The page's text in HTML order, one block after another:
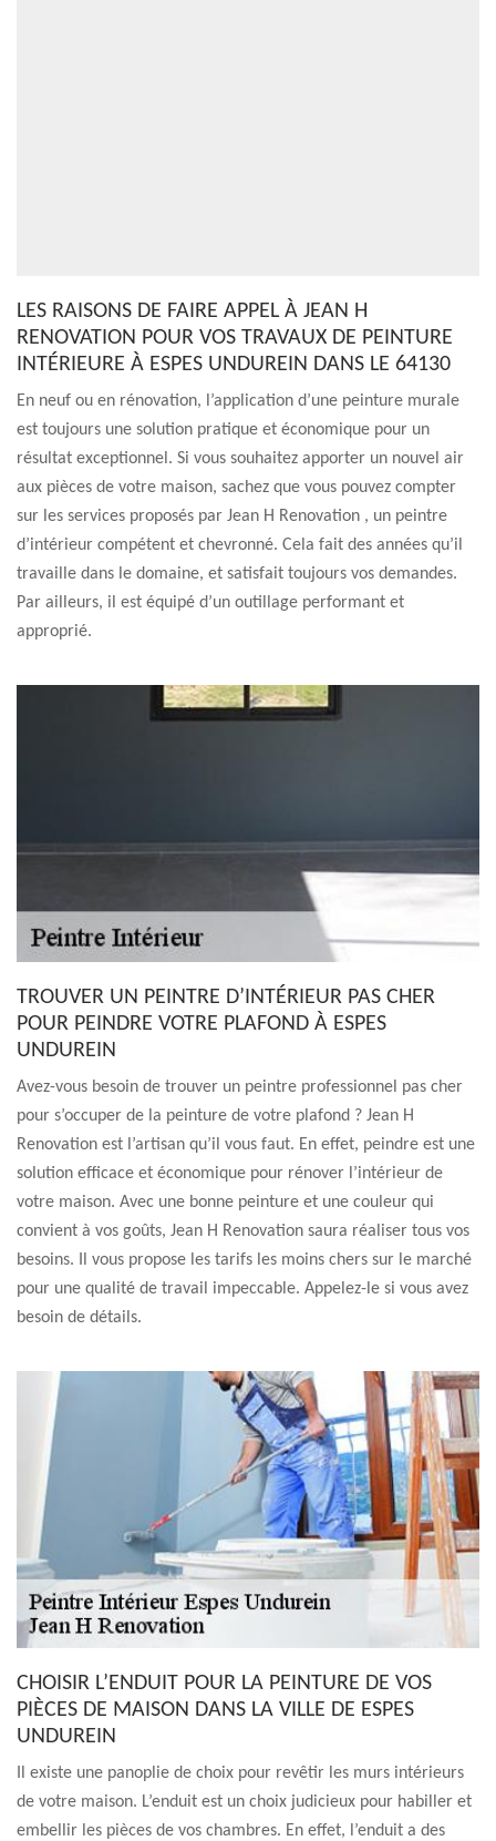
LES RAISONS DE FAIRE APPEL À JEAN H
RENOVATION POUR VOS TRAVAUX DE PEINTURE
INTÉRIEURE À ESPES UNDUREIN DANS LE 64130
En neuf ou en rénovation, l’application d’une peinture murale
est toujours une solution pratique et économique pour un
résultat exceptionnel. Si vous souhaitez apporter un nouvel air
aux pièces de votre maison, sachez que vous pouvez compter
sur les services proposés par Jean H Renovation , un peintre
d’intérieur compétent et chevronné. Cela fait des années qu’il
travaille dans le domaine, et satisfait toujours vos demandes.
Par ailleurs, il est équipé d’un outillage performant et
approprié.
TROUVER UN PEINTRE D’INTÉRIEUR PAS CHER
POUR PEINDRE VOTRE PLAFOND À ESPES
UNDUREIN
Avez-vous besoin de trouver un peintre professionnel pas cher
pour s’occuper de la peinture de votre plafond ? Jean H
Renovation est l’artisan qu’il vous faut. En effet, peindre est une
solution efficace et économique pour rénover l’intérieur de
votre maison. Avec une bonne peinture et une couleur qui
convient à vos goûts, Jean H Renovation saura réaliser tous vos
besoins. Il vous propose les tarifs les moins chers sur le marché
pour une qualité de travail impeccable. Appelez-le si vous avez
besoin de détails.
CHOISIR L’ENDUIT POUR LA PEINTURE DE VOS
PIÈCES DE MAISON DANS LA VILLE DE ESPES
UNDUREIN
Il existe une panoplie de choix pour revêtir les murs intérieurs
de votre maison. L’enduit est un choix judicieux pour habiller et
embellir les pièces de vos chambres. En effet, l’enduit a des